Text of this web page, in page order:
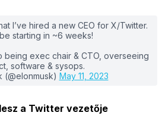
I’ve hired a new CEO for X/Twitter.
starting in ~6 weeks!
being exec chair & CTO, overseeing
software & sysops.
(@elonmusk) May 11, 2023
a Twitter vezetője